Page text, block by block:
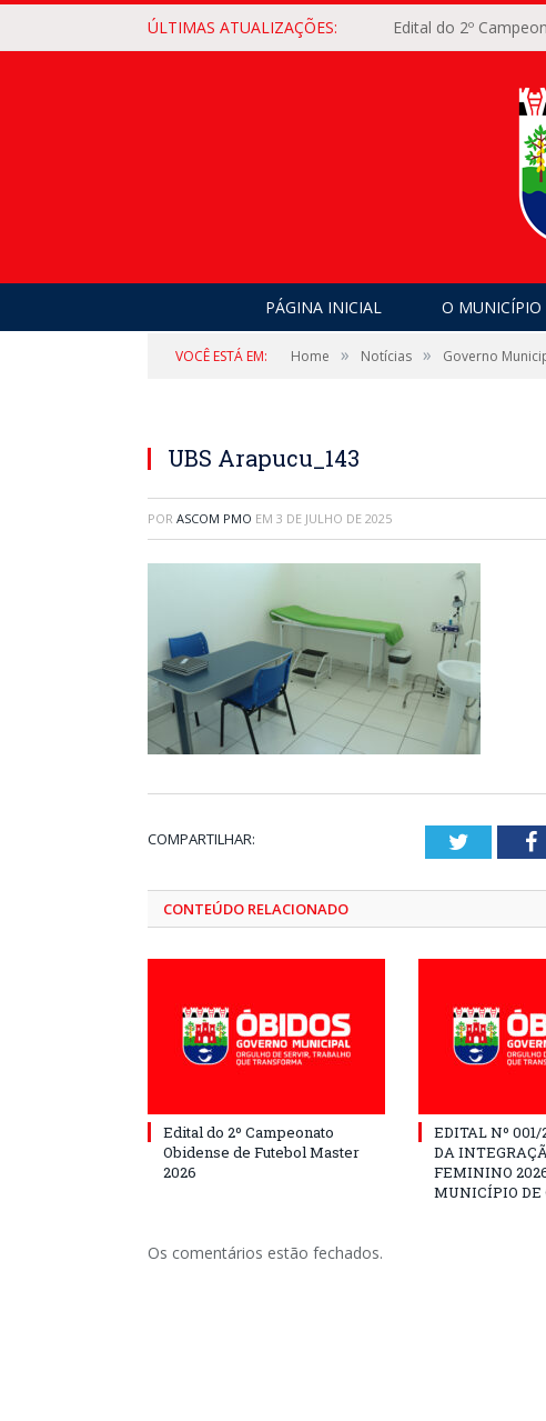
ÚLTIMAS ATUALIZAÇÕES: Edital do 2º
PÁGINA INICIAL O MUNICÍPIO
VOCÊ ESTÁ EM: Home » Notícias » Governo
UBS Arapucu_143
POR ASCOM PMO EM 3 DE JULHO DE 2025
COMPARTILHAR: Twitter
CONTEÚDO RELACIONADO
Edital do 2º Campeonato
Obidense de Futebol Master
2026
EDITAL Nº
DA
FEMININO
MUNICÍPIO DE
Os comentários estão fechados.